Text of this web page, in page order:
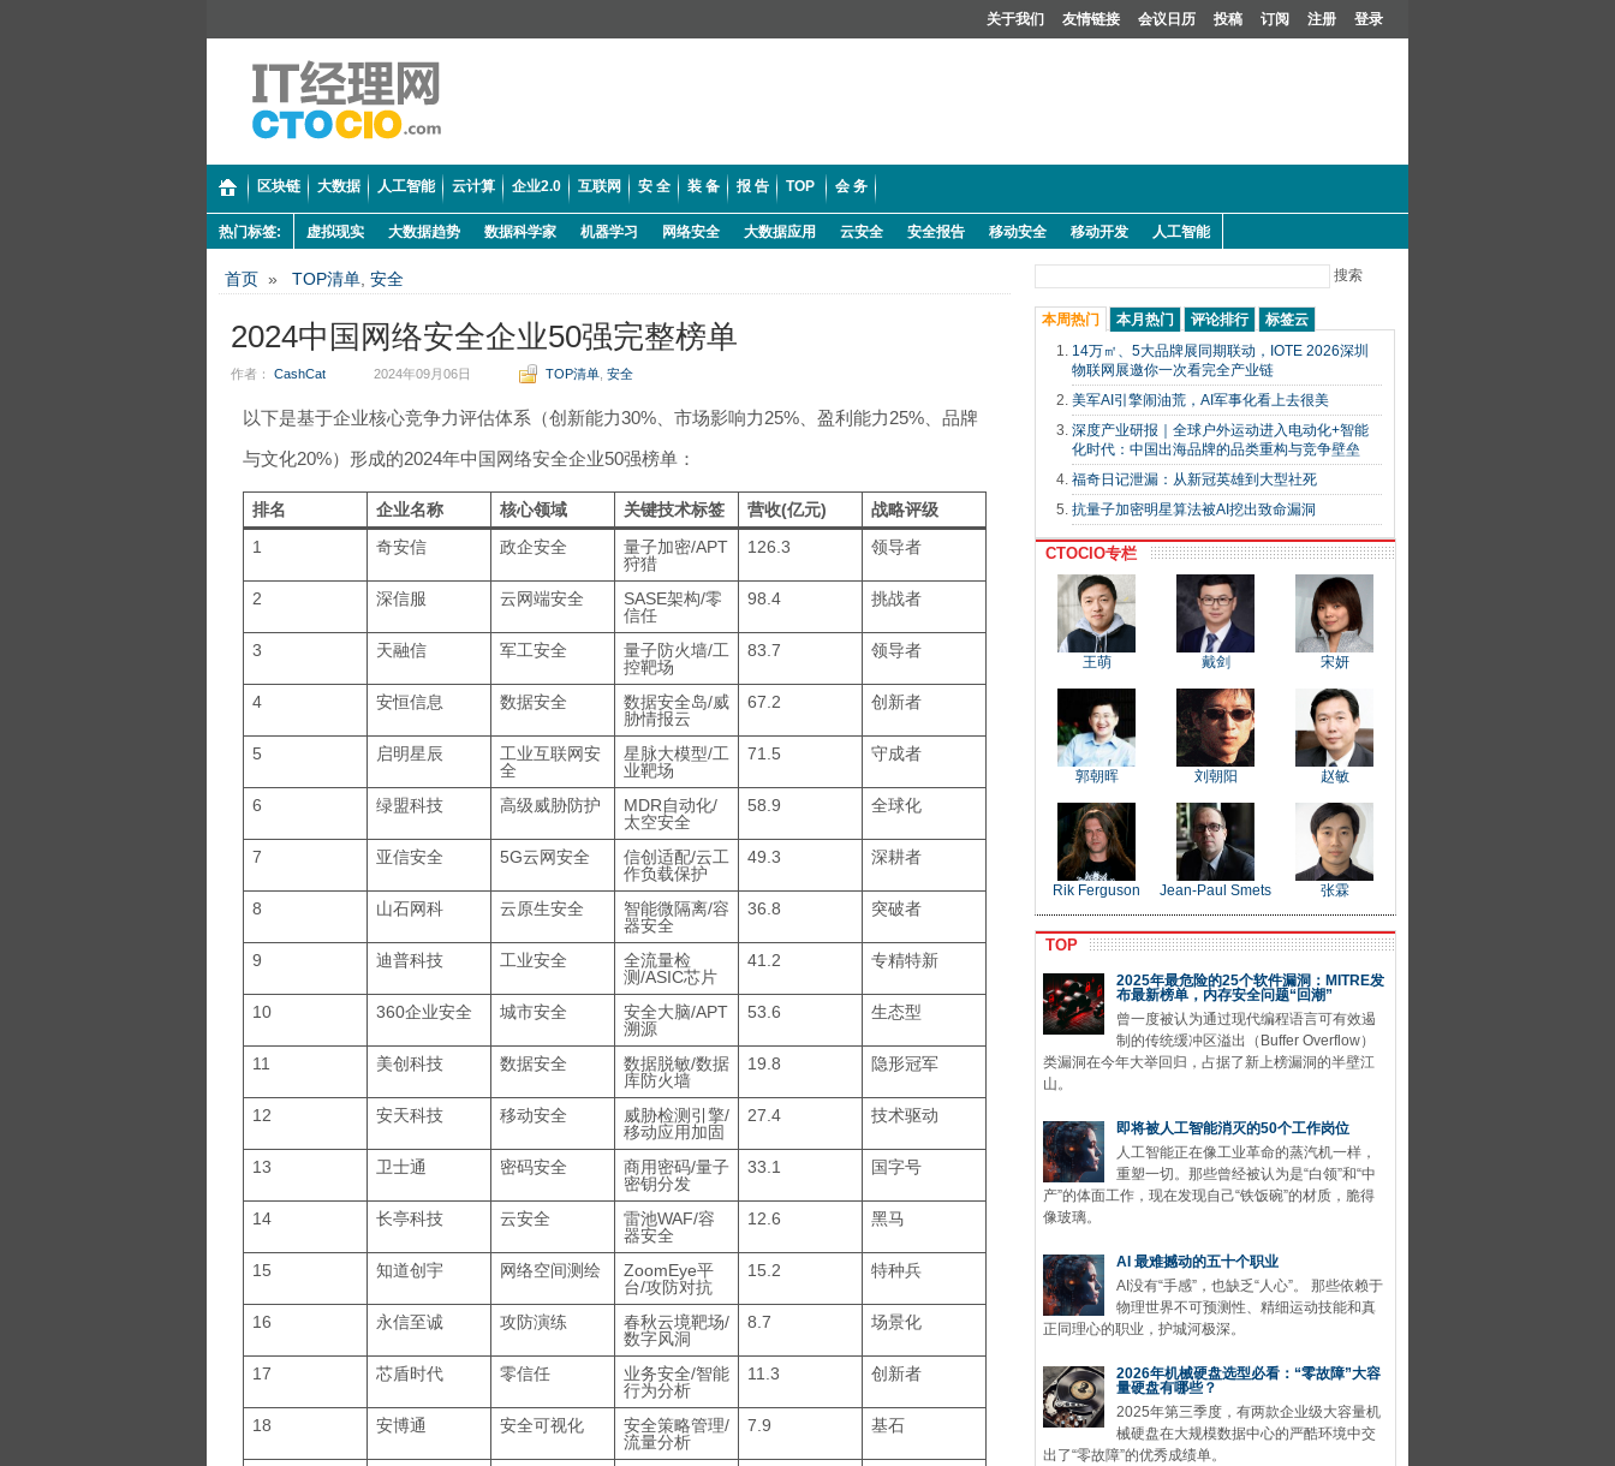
关于我们 友情链接 会议日历 投稿 订阅 注册 登录
区块链 大数据 人工智能 云计算 企业2.0 互联网 安 全 装 备 报 告 TOP 会 务
热门标签: 虚拟现实 大数据趋势 数据科学家 机器学习 网络安全 大数据应用 云安全 安全报告 移动安全 移动开发 人工智能
首页 » TOP清单 安全
2024中国网络安全企业50强完整榜单
作者： CashCat 2024年09月06日 TOP清单 安全
以下是基于企业核心竞争力评估体系（创新能力30%、市场影响力25%、盈利能力25%、品牌
与文化20%）形成的2024年中国网络安全企业50强榜单：
排名 企业名称 核心领域 关键技术标签 营收(亿元)
战略评级
1
奇安信 政企安全
量子加密/APT
狩猎
126.3 领导者
2 深信服 云网端安全
SASE架构/零
信任
98.4 挑战者
3 天融信 军工安全
量子防火墙/工
控靶场
83.7 领导者
4 安恒信息 数据安全
数据安全岛/威
胁情报云
67.2 创新者
5 启明星辰
工业互联网安
全
星脉大模型/工
业靶场
71.5 守成者
6 绿盟科技 高级威胁防护
MDR自动化/
太空安全
58.9 全球化
7 亚信安全 5G云网安全
信创适配/云工
作负载保护
49.3 深耕者
8 山石网科 云原生安全
智能微隔离/容
器安全
36.8 突破者
9 迪普科技 工业安全
全流量检
测/ASIC芯片
41.2 专精特新
10 360企业安全 城市安全
安全大脑/APT
溯源
53.6 生态型
11 美创科技 数据安全
数据脱敏/数据
库防火墙
19.8 隐形冠军
12 安天科技 移动安全
威胁检测引擎/
移动应用加固
27.4 技术驱动
13 卫士通 密码安全
商用密码/量子
密钥分发
33.1 国字号
14 长亭科技 云安全
雷池WAF/容
器安全
12.6 黑马
15 知道创宇 网络空间测绘
ZoomEye平
台/攻防对抗
15.2 特种兵
16 永信至诚 攻防演练
春秋云境靶场/
数字风洞
8.7 场景化
17 芯盾时代 零信任
业务安全/智能
行为分析
11.3 创新者
18 安博通 安全可视化
安全策略管理/
流量分析
7.9 基石
搜索
本周热门 本月热门 评论排行
标签云
14万㎡、5大品牌展同期联动，IOTE 2026深圳
物联网展邀你一次看完全产业链
美军AI引擎闹油荒，AI军事化看上去很美
深度产业研报｜全球户外运动进入电动化+智能
化时代：中国出海品牌的品类重构与竞争壁垒
福奇日记泄漏：从新冠英雄到大型社死
抗量子加密明星算法被AI挖出致命漏洞
CTOCIO专栏
王萌 戴剑 宋妍
郭朝晖 刘朝阳 赵敏
Rik Ferguson Jean-Paul Smets 张霖
TOP
2025年最危险的25个软件漏洞：MITRE发
布最新榜单，内存安全问题“回潮”
曾一度被认为通过现代编程语言可有效遏
制的传统缓冲区溢出（Buffer Overflow）
类漏洞在今年大举回归，占据了新上榜漏洞的半壁江
山。
即将被人工智能消灭的50个工作岗位
人工智能正在像工业革命的蒸汽机一样，
重塑一切。那些曾经被认为是“白领”和“中
产”的体面工作，现在发现自己“铁饭碗”的材质，脆得
像玻璃。
AI 最难撼动的五十个职业
AI没有“手感”，也缺乏“人心”。 那些依赖于
物理世界不可预测性、精细运动技能和真
正同理心的职业，护城河极深。
2026年机械硬盘选型必看：“零故障”大容
量硬盘有哪些？
2025年第三季度，有两款企业级大容量机
械硬盘在大规模数据中心的严酷环境中交
出了“零故障”的优秀成绩单。